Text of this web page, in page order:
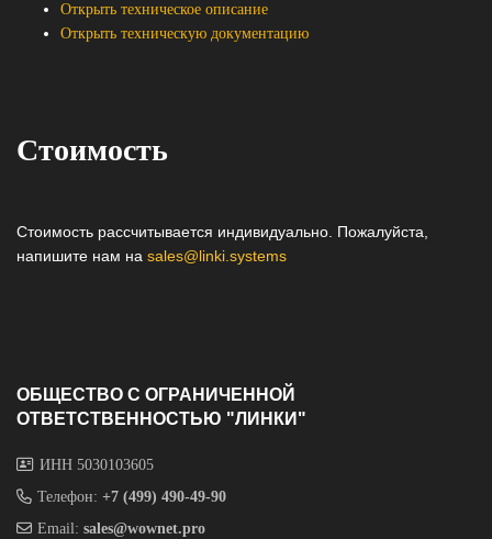
Открыть техническое описание
Открыть техническую документацию
Стоимость
Стоимость рассчитывается индивидуально. Пожалуйста,
напишите нам на sales@linki.systems
ОБЩЕСТВО С ОГРАНИЧЕННОЙ
ОТВЕТСТВЕННОСТЬЮ "ЛИНКИ"
ИНН 5030103605
Телефон: +7 (499) 490-49-90
Email: sales@wownet.pro